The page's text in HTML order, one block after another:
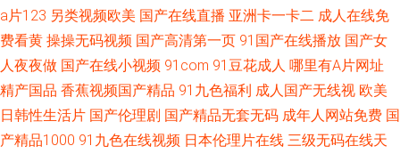
a片123 另类视频欧美 国产在线直播 亚洲卡一卡二 成人在线免
费看黄 操操无码视频 国产高清第一页 91国产在线播放 国产女
人夜夜做 国产在线小视频 91com 91豆花成人 哪里有A片网址
精产国品 香蕉视频国产精品 91九色福利 成人国产无线视 欧美
日韩性生活片 国产伦理剧 国产精品无套无码 成年人网站免费 国
产精品1000 91九色在线视频 日本伦理片在线 三级无码在线天